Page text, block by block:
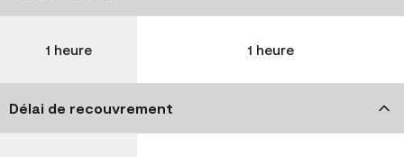
1 heure 1 heure
Délai de recouvrement